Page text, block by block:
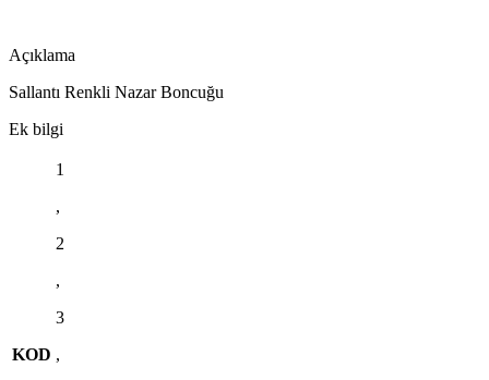
Açıklama
Sallantı Renkli Nazar Boncuğu
Ek bilgi
KOD
1
,
2
,
3
,